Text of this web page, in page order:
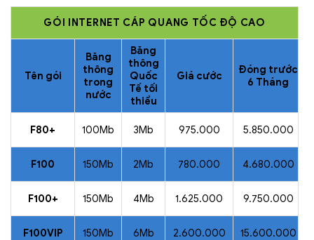
GÓI INTERNET CÁP QUANG TỐC ĐỘ CAO
Tên gói
Băng
thông
trong
nước
Băng
thông
Quốc
Tế tối
thiểu
Giá cước
Đóng trước
6 Tháng
F80+ 100Mb 3Mb 975.000 5.850.000
F100 150Mb 2Mb 780.000 4.680.000
F100+ 150Mb 4Mb 1.625.000 9.750.000
F100VIP 150Mb 6Mb 2.600.000 15.600.000